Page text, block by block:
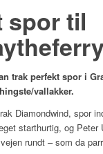
spor til
trak perfekt spor i
vallakker.
Diamondwind, spor
starthurtig, og Peter
rundt – som da